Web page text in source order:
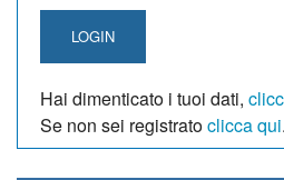
LOGIN
Hai dimenticato i tuoi dati,
Se non sei registratoclicca qui.